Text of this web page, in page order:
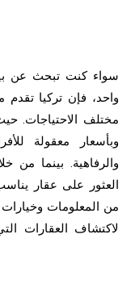
سواء كنت تبحث عن
واحد، فإن تركيا
مختلف الاحتياجات.
وبأسعار معقولة
والرفاهية. بينما من
العثور على عقار
من المعلومات